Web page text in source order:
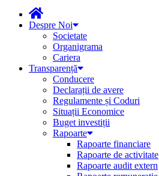
Despre Noi
Societate
Organigrama
Cariera
Transparență
Conducere
Declarații de avere
Regulamente și Coduri
Situații Economice
Buget investiții
Rapoarte
Rapoarte financiare
Rapoarte de activitate
Rapoarte audit extern